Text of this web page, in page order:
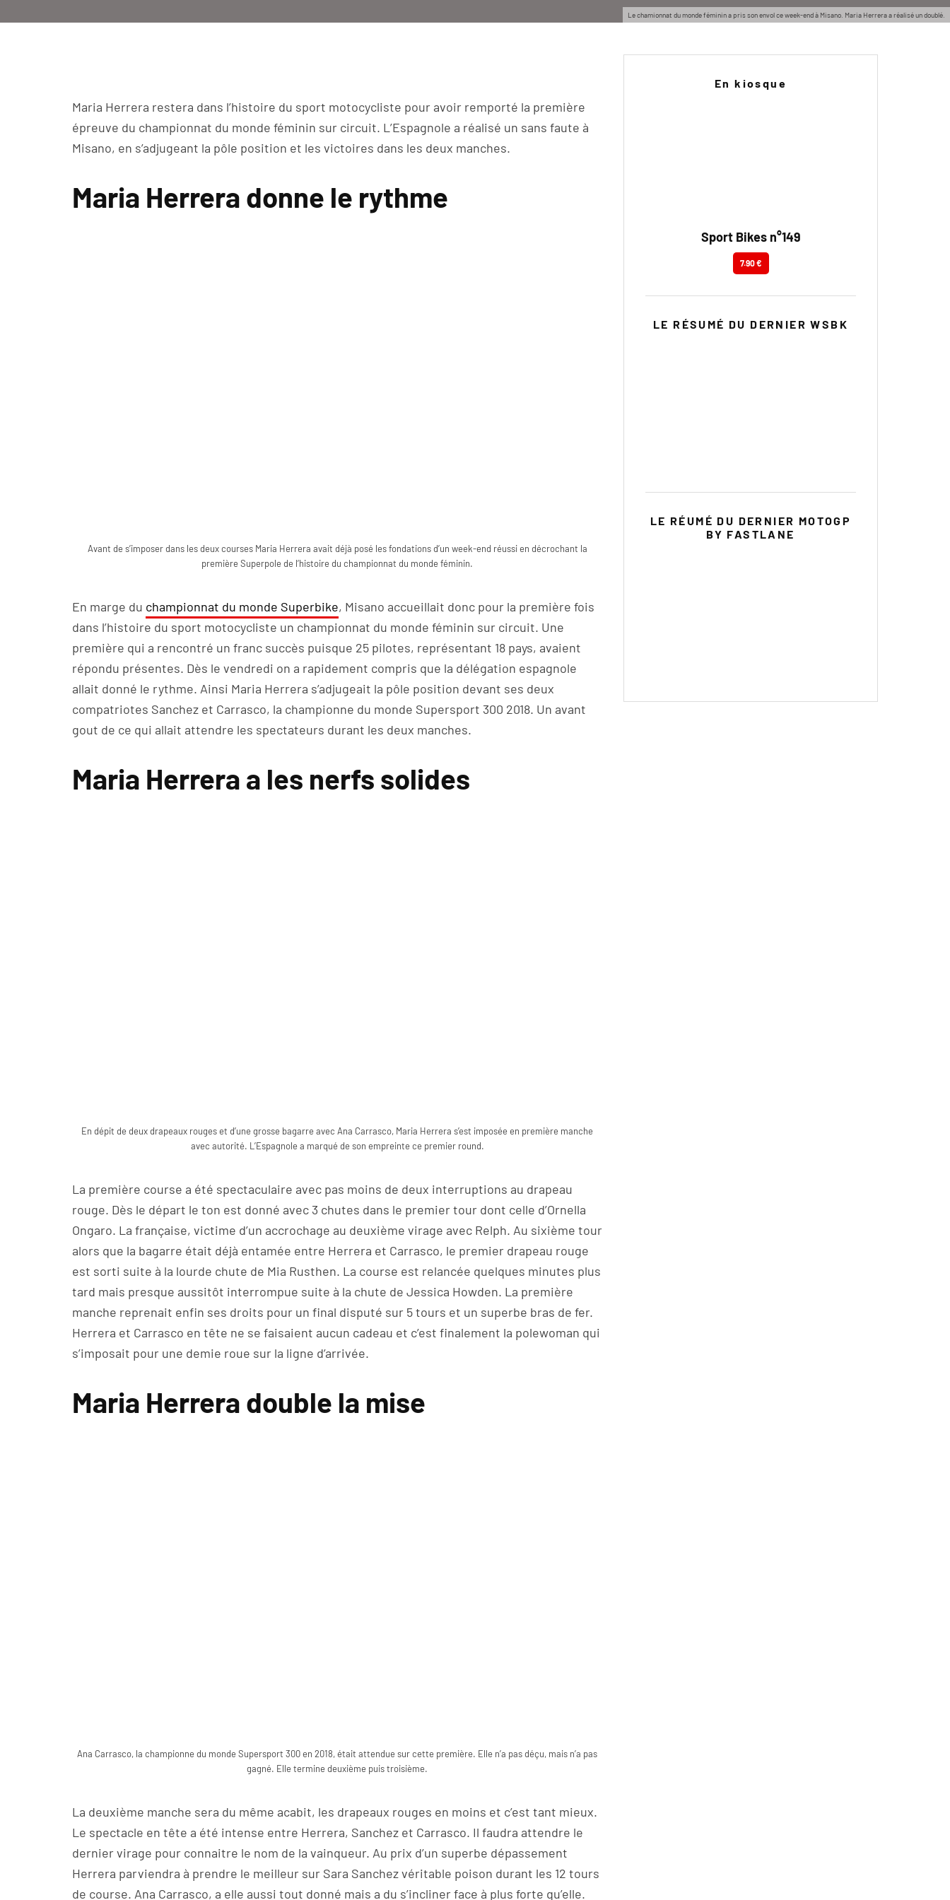
Le chamionnat du monde féminin a pris son envol ce week-end à Misano. Maria Herrera a réalisé un doublé.
Maria Herrera restera dans l’histoire du sport motocycliste pour avoir remporté la première
épreuve du championnat du monde féminin sur circuit. L’Espagnole a réalisé un sans faute à
Misano, en s’adjugeant la pôle position et les victoires dans les deux manches.
Maria Herrera donne le rythme
Avant de s’imposer dans les deux courses Maria Herrera avait déjà posé les fondations d’un week-end réussi en décrochant la
première Superpole de l’histoire du championnat du monde féminin.
En marge du championnat du monde Superbike, Misano accueillait donc pour la première fois
dans l’histoire du sport motocycliste un championnat du monde féminin sur circuit. Une
première qui a rencontré un franc succès puisque 25 pilotes, représentant 18 pays, avaient
répondu présentes. Dès le vendredi on a rapidement compris que la délégation espagnole
allait donné le rythme. Ainsi Maria Herrera s’adjugeait la pôle position devant ses deux
compatriotes Sanchez et Carrasco, la championne du monde Supersport 300 2018. Un avant
gout de ce qui allait attendre les spectateurs durant les deux manches.
Maria Herrera a les nerfs solides
En dépit de deux drapeaux rouges et d’une grosse bagarre avec Ana Carrasco, Maria Herrera s’est imposée en première manche
avec autorité. L’Espagnole a marqué de son empreinte ce premier round.
La première course a été spectaculaire avec pas moins de deux interruptions au drapeau
rouge. Dès le départ le ton est donné avec 3 chutes dans le premier tour dont celle d’Ornella
Ongaro. La française, victime d’un accrochage au deuxième virage avec Relph. Au sixième tour
alors que la bagarre était déjà entamée entre Herrera et Carrasco, le premier drapeau rouge
est sorti suite à la lourde chute de Mia Rusthen. La course est relancée quelques minutes plus
tard mais presque aussitôt interrompue suite à la chute de Jessica Howden. La première
manche reprenait enfin ses droits pour un final disputé sur 5 tours et un superbe bras de fer.
Herrera et Carrasco en tête ne se faisaient aucun cadeau et c’est finalement la polewoman qui
s’imposait pour une demie roue sur la ligne d’arrivée.
Maria Herrera double la mise
Ana Carrasco, la championne du monde Supersport 300 en 2018, était attendue sur cette première. Elle n’a pas déçu, mais n’a pas
gagné. Elle termine deuxième puis troisième.
La deuxième manche sera du même acabit, les drapeaux rouges en moins et c’est tant mieux.
Le spectacle en tête a été intense entre Herrera, Sanchez et Carrasco. Il faudra attendre le
dernier virage pour connaitre le nom de la vainqueur. Au prix d’un superbe dépassement
Herrera parviendra à prendre le meilleur sur Sara Sanchez véritable poison durant les 12 tours
de course. Ana Carrasco, a elle aussi tout donné mais a du s’incliner face à plus forte qu’elle.
En kiosque
Sport Bikes n°149
7.90 €
LE RÉSUMÉ DU DERNIER WSBK
LE RÉUMÉ DU DERNIER MOTOGP
BY FASTLANE